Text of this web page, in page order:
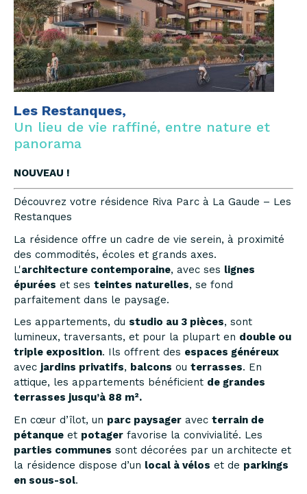
Les Restanques,
Un lieu de vie raffiné, entre nature et
panorama
NOUVEAU !
Découvrez votre résidence Riva Parc à La Gaude – Les
Restanques
La résidence offre un cadre de vie serein, à proximité
des commodités, écoles et grands axes.
L'architecture contemporaine, avec ses lignes
épurées et ses teintes naturelles, se fond
parfaitement dans le paysage.
Les appartements, du studio au 3 pièces, sont
lumineux, traversants, et pour la plupart en double ou
triple exposition. Ils offrent des espaces généreux
avec jardins privatifs, balcons ou terrasses. En
attique, les appartements bénéficient de grandes
terrasses jusqu’à 88 m².
En cœur d’îlot, un parc paysager avec terrain de
pétanque et potager favorise la convivialité. Les
parties communes sont décorées par un architecte et
la résidence dispose d’un local à vélos et de parkings
en sous-sol.